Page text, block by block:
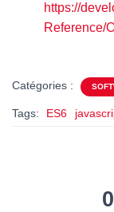
https://
Reference/
Catégories :
Tags: ES6